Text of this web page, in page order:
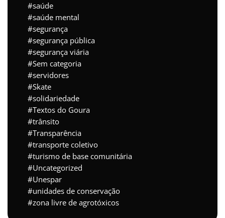
saúde
saúde mental
segurança
segurança pública
segurança viária
Sem categoria
servidores
Skate
solidariedade
Textos do Goura
trânsito
Transparência
transporte coletivo
turismo de base comunitária
Uncategorized
Unespar
unidades de conservação
zona livre de agrotóxicos